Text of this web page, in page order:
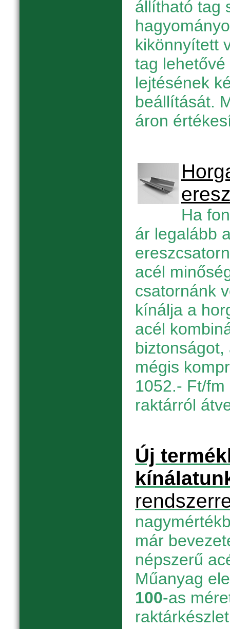
állítható tag
kikönnyített
tag
lejtésének
beállítását.
áron
Ha
ár legalább
acél
csatornánk
kínálja a
acél
mégis
1052.- Ft/
raktárról
Új
kínálatun
már
népszerű
Műanyag
100-as